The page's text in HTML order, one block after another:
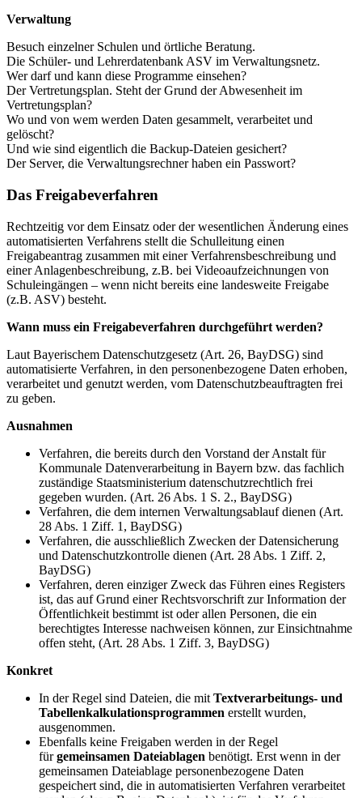
Verwaltung
Besuch einzelner Schulen und örtliche Beratung.
Die Schüler- und Lehrerdatenbank ASV im Verwaltungsnetz.
Wer darf und kann diese Programme einsehen?
Der Vertretungsplan. Steht der Grund der Abwesenheit im
Vertretungsplan?
Wo und von wem werden Daten gesammelt, verarbeitet und
gelöscht?
Und wie sind eigentlich die Backup-Dateien gesichert?
Der Server, die Verwaltungsrechner haben ein Passwort?
Das Freigabeverfahren
Rechtzeitig vor dem Einsatz oder der wesentlichen Änderung eines
automatisierten Verfahrens stellt die Schulleitung einen
Freigabeantrag zusammen mit einer Verfahrensbeschreibung und
einer Anlagenbeschreibung, z.B. bei Videoaufzeichnungen von
Schuleingängen – wenn nicht bereits eine landesweite Freigabe
(z.B. ASV) besteht.
Wann muss ein Freigabeverfahren durchgeführt werden?
Laut Bayerischem Datenschutzgesetz (Art. 26, BayDSG) sind
automatisierte Verfahren, in den personenbezogene Daten erhoben,
verarbeitet und genutzt werden, vom Datenschutzbeauftragten frei
zu geben.
Ausnahmen
Verfahren, die bereits durch den Vorstand der Anstalt für
Kommunale Datenverarbeitung in Bayern bzw. das fachlich
zuständige Staatsministerium datenschutzrechtlich frei
gegeben wurden. (Art. 26 Abs. 1 S. 2., BayDSG)
Verfahren, die dem internen Verwaltungsablauf dienen (Art.
28 Abs. 1 Ziff. 1, BayDSG)
Verfahren, die ausschließlich Zwecken der Datensicherung
und Datenschutzkontrolle dienen (Art. 28 Abs. 1 Ziff. 2,
BayDSG)
Verfahren, deren einziger Zweck das Führen eines Registers
ist, das auf Grund einer Rechtsvorschrift zur Information der
Öffentlichkeit bestimmt ist oder allen Personen, die ein
berechtigtes Interesse nachweisen können, zur Einsichtnahme
offen steht, (Art. 28 Abs. 1 Ziff. 3, BayDSG)
Konkret
In der Regel sind Dateien, die mit Textverarbeitungs- und
Tabellenkalkulationsprogrammen erstellt wurden,
ausgenommen.
Ebenfalls keine Freigaben werden in der Regel
fürgemeinsamen Dateiablagen benötigt. Erst wenn in der
gemeinsamen Dateiablage personenbezogene Daten
gespeichert sind, die in automatisierten Verfahren verarbeitet